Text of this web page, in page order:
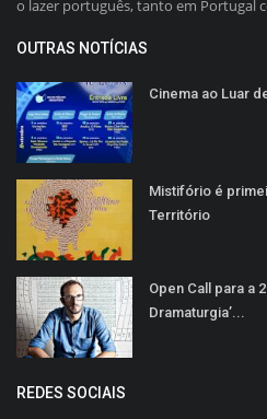
o lazer português, tanto em Portugal
OUTRAS NOTÍCIAS
Cinema ao Luar
Mistifório é
Território
Open Call para a
Dramaturgia’...
REDES SOCIAIS